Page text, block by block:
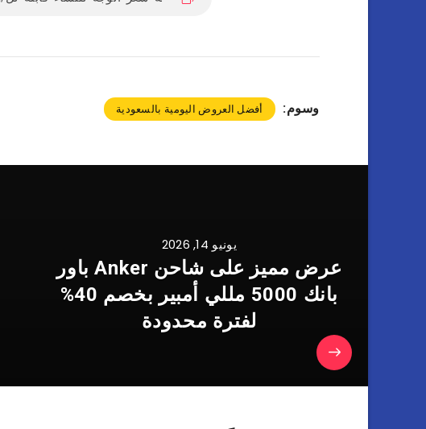
وسوم: أفضل العروض اليومية بالسعودية
يونيو 14, 2026
عرض مميز على شاحن Anker باور
بانك 5000 مللي أمبير بخصم 40%
لفترة محدودة